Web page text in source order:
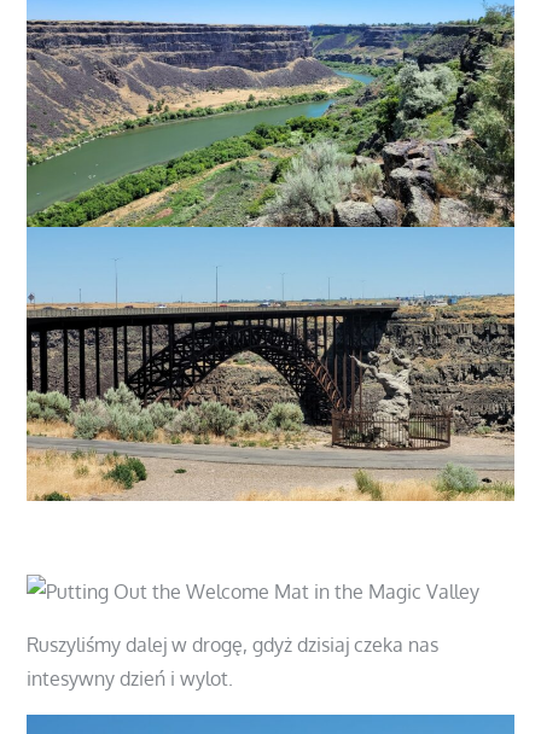
Ruszyliśmy dalej w drogę, gdyż dzisiaj czeka nas
intesywny dzień i wylot.